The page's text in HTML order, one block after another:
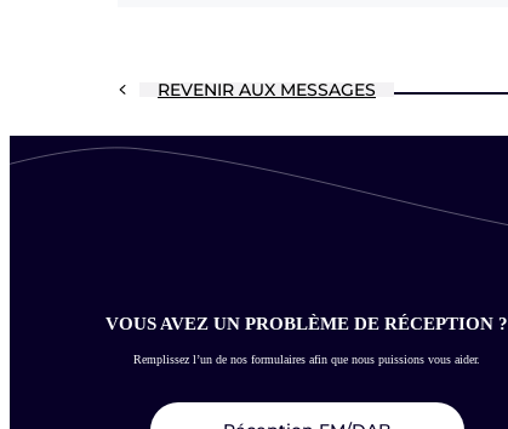
REVENIR AUX MESSAGES
VOUS AVEZ UN PROBLÈME DE RÉCEPTION ?
Remplissez l’un de nos formulaires afin que nous puissions vous aider.